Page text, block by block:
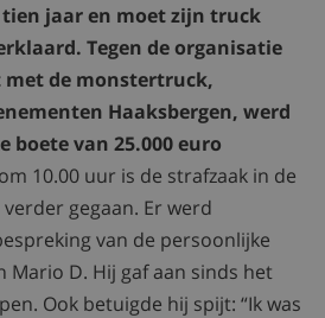
tien jaar en moet zijn truck
Tegen de organisatie
de monstertruck,
Haaksbergen, werd
boete van 25.000 euro
10.00 uur is de strafzaak in de
gegaan. Er werd
van de persoonlijke
Mario D. Hij gaf aan sinds het
Ook betuigde hij spijt: “Ik was